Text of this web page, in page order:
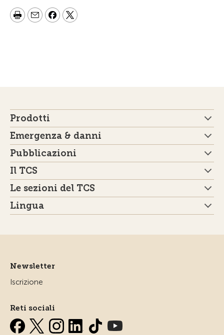
Prodotti
Emergenza & danni
Pubblicazioni
Il TCS
Le sezioni del TCS
Lingua
Newsletter
Iscrizione
Reti sociali